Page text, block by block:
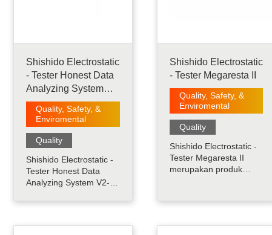
Shishido Electrostatic
- Tester Honest Data
Analyzing System
V2-S1
Quality, Safety, &
Enviromental
Quality
Shishido Electrostatic -
Tester Honest Data
Analyzing System V2-
yang dirancang untuk
listrik statis, dan
Shishido Electrostatic
- Tester Megaresta II
Quality, Safety, &
Enviromental
Quality
Shishido Electrostatic -
Tester Megaresta II
merupakan produk
permukaan bahan
pengecekan bahan